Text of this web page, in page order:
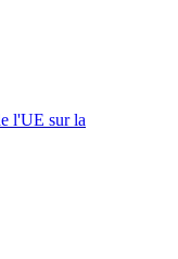
l'UE sur la